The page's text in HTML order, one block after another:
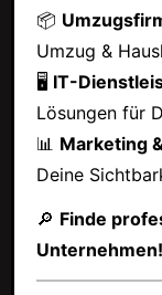
📦
Umzug &
🖥 IT-
Lösungen für
📊 Marketing
Deine
🔎 Finde
Unternehmen!